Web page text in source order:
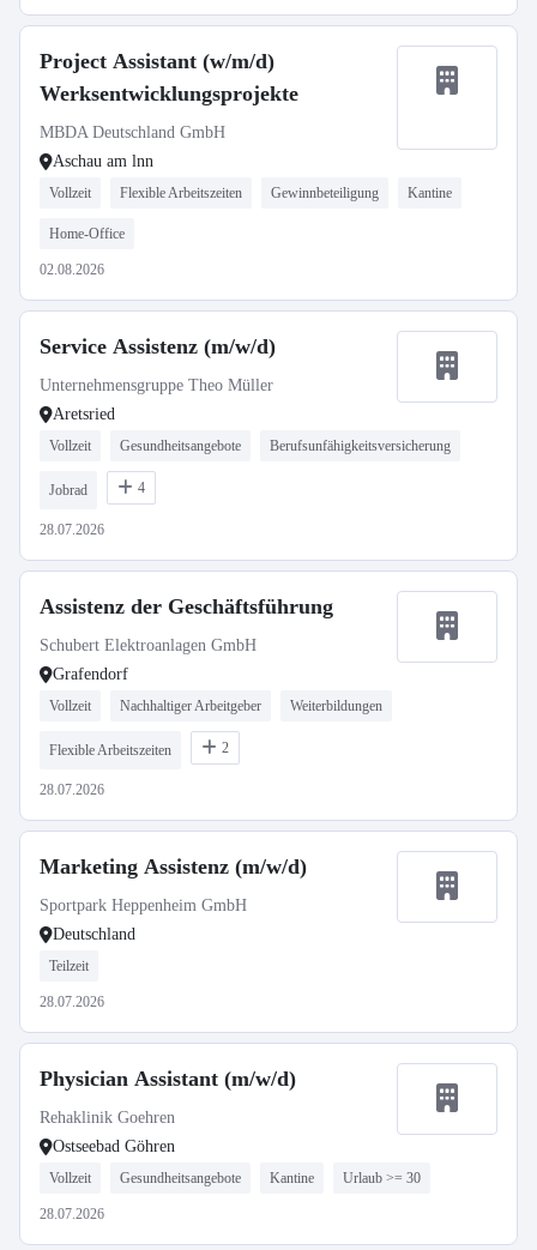
Project Assistant (w/m/d)
Werksentwicklungsprojekte
MBDA Deutschland GmbH
Aschau am lnn
Vollzeit Flexible Arbeitszeiten Gewinnbeteiligung Kantine
Home-Office
02.08.2026
Service Assistenz (m/w/d)
Unternehmensgruppe Theo Müller
Aretsried
Vollzeit Gesundheitsangebote Berufsunfähigkeitsversicherung
Jobrad 4
28.07.2026
Assistenz der Geschäftsführung
Schubert Elektroanlagen GmbH
Grafendorf
Vollzeit Nachhaltiger Arbeitgeber Weiterbildungen
Flexible Arbeitszeiten 2
28.07.2026
Marketing Assistenz (m/w/d)
Sportpark Heppenheim GmbH
Deutschland
Teilzeit
28.07.2026
Physician Assistant (m/w/d)
Rehaklinik Goehren
Ostseebad Göhren
Vollzeit Gesundheitsangebote Kantine Urlaub >= 30
28.07.2026